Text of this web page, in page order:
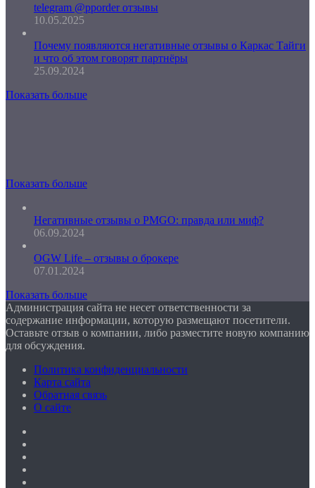
telegram @pporder отзывы
10.05.2025
Почему появляются негативные отзывы о Каркас Тайги
и что об этом говорят партнёры
25.09.2024
Показать больше
Показать больше
Негативные отзывы о PMGO: правда или миф?
06.09.2024
OGW Life – отзывы о брокере
07.01.2024
Показать больше
Администрация сайта не несет ответственности за
содержание информации, которую размещают посетители.
Оставьте отзыв о компании, либо разместите новую компанию
для обсуждения.
Политика конфиденциальности
Карта сайта
Обратная связь
О сайте